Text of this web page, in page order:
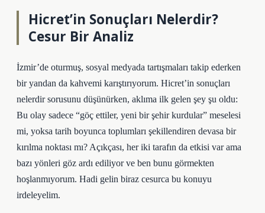
Hicret’in Sonuçları Nelerdir?
Cesur Bir Analiz
İzmir’de oturmuş, sosyal medyada tartışmaları takip ederken
bir yandan da kahvemi karıştırıyorum. Hicret’in sonuçları
nelerdir sorusunu düşünürken, aklıma ilk gelen şey şu oldu:
Bu olay sadece “göç ettiler, yeni bir şehir kurdular” meselesi
mi, yoksa tarih boyunca toplumları şekillendiren devasa bir
kırılma noktası mı? Açıkçası, her iki tarafın da etkisi var ama
bazı yönleri göz ardı ediliyor ve ben bunu görmekten
hoşlanmıyorum. Hadi gelin biraz cesurca bu konuyu
irdeleyelim.